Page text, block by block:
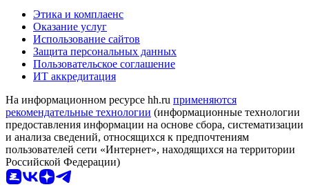
Этика и комплаенс
Оказание услуг
Использование сайтов
Защита персональных данных
Пользовательское соглашение
ИТ аккредитация
На информационном ресурсе hh.ru применяются
рекомендательные технологии (информационные технологии
предоставления информации на основе сбора, систематизации
и анализа сведений, относящихся к предпочтениям
пользователей сети «Интернет», находящихся на территории
Российской Федерации)